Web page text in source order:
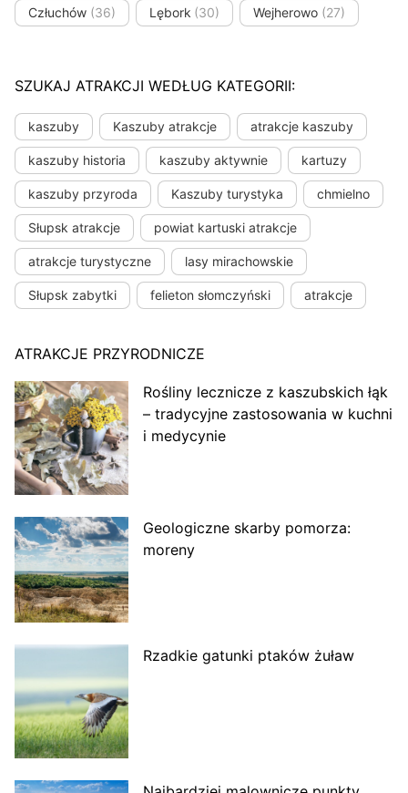
Człuchów (36) Lębork (30) Wejherowo (27)
SZUKAJ ATRAKCJI WEDŁUG KATEGORII:
kaszuby Kaszuby atrakcje atrakcje kaszuby
kaszuby historia kaszuby aktywnie kartuzy
kaszuby przyroda Kaszuby turystyka chmielno
Słupsk atrakcje powiat kartuski atrakcje
atrakcje turystyczne lasy mirachowskie
Słupsk zabytki felieton słomczyński atrakcje
ATRAKCJE PRZYRODNICZE
Rośliny lecznicze z kaszubskich łąk
– tradycyjne zastosowania w kuchni
i medycynie
Geologiczne skarby pomorza:
moreny
Rzadkie gatunki ptaków żuław